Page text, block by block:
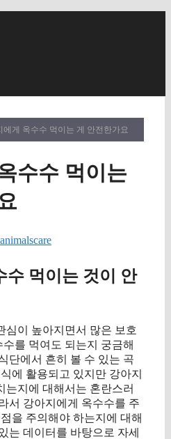
에게 옥수수 먹이는 게 안전한가요
수수 먹이는
수 먹이는 것이 안
심이 높아지면서 많은 보호
를 먹여도 되는지 궁금해
단에서 흔히 볼 수 있는 곡
에 활용되고 있지만 강아지
는지에 대해서는 혼란스러
서 강아지에게 옥수수를 주
을 주의해야 하는지에 대해
는 데이터를 바탕으로 자세